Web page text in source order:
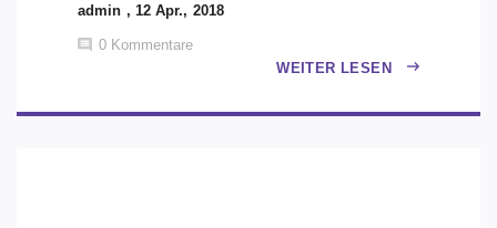
admin , 12 Apr., 2018
0 Kommentare
WEITER LESEN